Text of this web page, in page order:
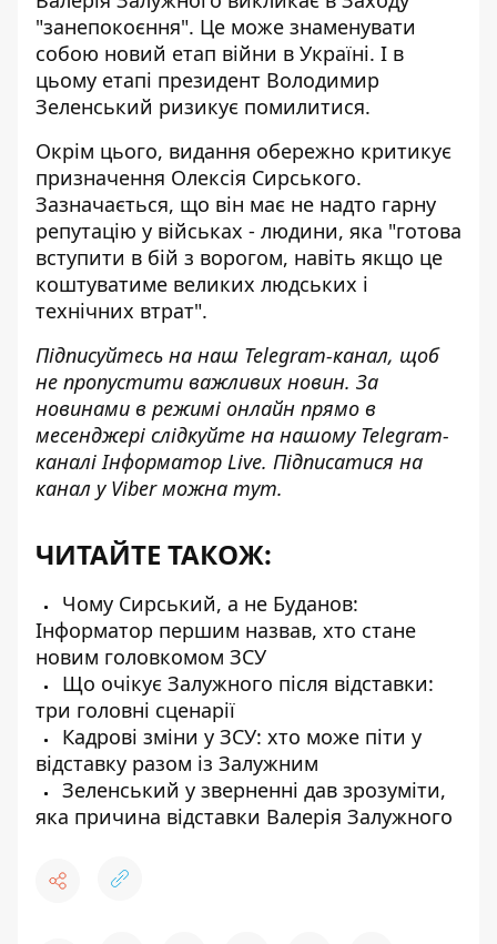
"занепокоєння". Це може знаменувати
собою новий етап війни в Україні. І в
цьому етапі президент Володимир
Зеленський ризикує помилитися.
Окрім цього, видання обережно критикує
призначення Олексія Сирського.
Зазначається, що він має не надто гарну
репутацію у військах - людини, яка "готова
вступити в бій з ворогом, навіть якщо це
коштуватиме великих людських і
технічних втрат".
Підписуйтесь на наш Telegram-канал, щоб
не пропустити важливих новин. За
новинами в режимі онлайн прямо в
месенджері слідкуйте на нашому Telegram-
каналіІнформатор Live. Підписатися на
канал у Viber можна тут.
ЧИТАЙТЕ ТАКОЖ:
Чому Сирський, а не Буданов:
Інформатор першим назвав, хто стане
новим головкомом ЗСУ
Що очікує Залужного після відставки:
три головні сценарії
Кадрові зміни у ЗСУ: хто може піти у
відставку разом із Залужним
Зеленський у зверненні дав зрозуміти,
яка причина відставки Валерія Залужного